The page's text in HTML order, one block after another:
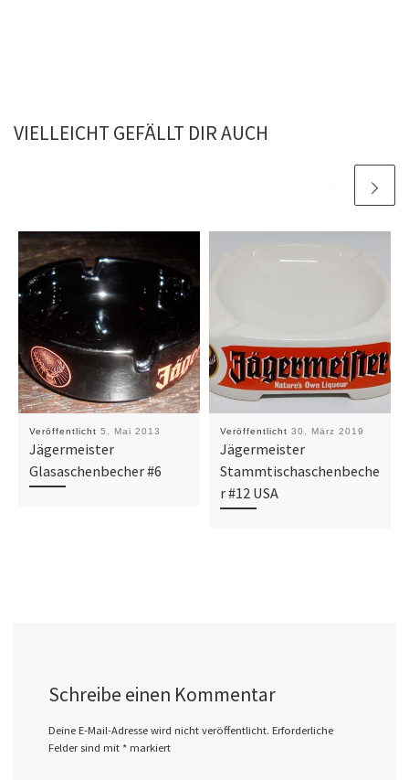
VIELLEICHT GEFÄLLT DIR AUCH
Veröffentlicht 5. Mai 2013
Jägermeister
Glasaschenbecher #6
Veröffentlicht 30. März 2019
Jägermeister
Stammtischaschenbeche
r #12 USA
Schreibe einen Kommentar
Deine E-Mail-Adresse wird nicht veröffentlicht. Erforderliche
Felder sind mit *markiert